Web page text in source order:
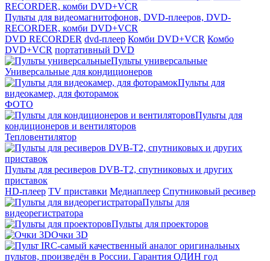
Пульты для видеомагнитофонов, DVD-плееров, DVD-
RECORDER, комби DVD+VCR
DVD RECORDER dvd-плеер Комби DVD+VCR Комбо
DVD+VCR портативный DVD
Пульты универсальные
Универсальные для кондиционеров
Пульты для
видеокамер, для фоторамок
ФОТО
Пульты для
кондиционеров и вентиляторов
Тепловентилятор
Пульты для ресиверов DVB-T2, спутниковых и других
приставок
HD-плеер TV приставки Медиаплеер Спутниковый ресивер
Пульты для
видеорегистратора
Пульты для проекторов
Очки 3D